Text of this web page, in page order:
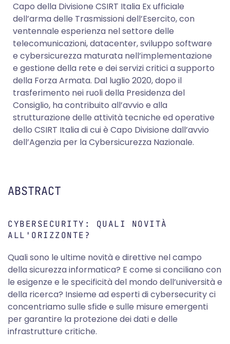
Capo della Divisione CSIRT Italia Ex ufficiale
dell’arma delle Trasmissioni dell’Esercito, con
ventennale esperienza nel settore delle
telecomunicazioni, datacenter, sviluppo software
e cybersicurezza maturata nell’implementazione
e gestione della rete e dei servizi critici a supporto
della Forza Armata. Dal luglio 2020, dopo il
trasferimento nei ruoli della Presidenza del
Consiglio, ha contribuito all’avvio e alla
strutturazione delle attività tecniche ed operative
dello CSIRT Italia di cui è Capo Divisione dall’avvio
dell’Agenzia per la Cybersicurezza Nazionale.
ABSTRACT
CYBERSECURITY: QUALI NOVITÀ
ALL'ORIZZONTE?
Quali sono le ultime novità e direttive nel campo
della sicurezza informatica? E come si conciliano con
le esigenze e le specificità del mondo dell’università e
della ricerca? Insieme ad esperti di cybersecurity ci
concentriamo sulle sfide e sulle misure emergenti
per garantire la protezione dei dati e delle
infrastrutture critiche.